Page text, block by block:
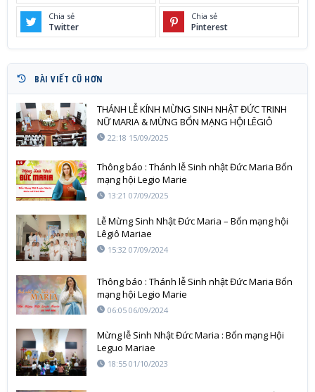
Chia sẻ
Twitter
Chia sẻ
Pinterest
BÀI VIẾT CŨ HƠN
THÁNH LỄ KÍNH MỪNG SINH NHẬT ĐỨC TRINH
NỮ MARIA & MỪNG BỔN MẠNG HỘI LÊGIÔ
MARIE
22:18 15/09/2025
Thông báo : Thánh lễ Sinh nhật Đức Maria Bổn
mạng hội Legio Marie
13:21 07/09/2025
Lễ Mừng Sinh Nhật Đức Maria – Bổn mạng hội
Lêgiô Mariae
15:32 07/09/2024
Thông báo : Thánh lễ Sinh nhật Đức Maria Bổn
mạng hội Legio Marie
06:05 06/09/2024
Mừng lễ Sinh Nhật Đức Maria : Bổn mạng Hội
Leguo Mariae
18:55 01/10/2023